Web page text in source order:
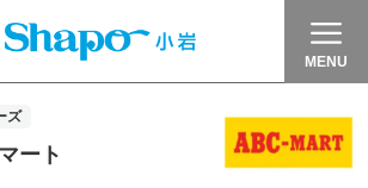
MENU
ズ
ート